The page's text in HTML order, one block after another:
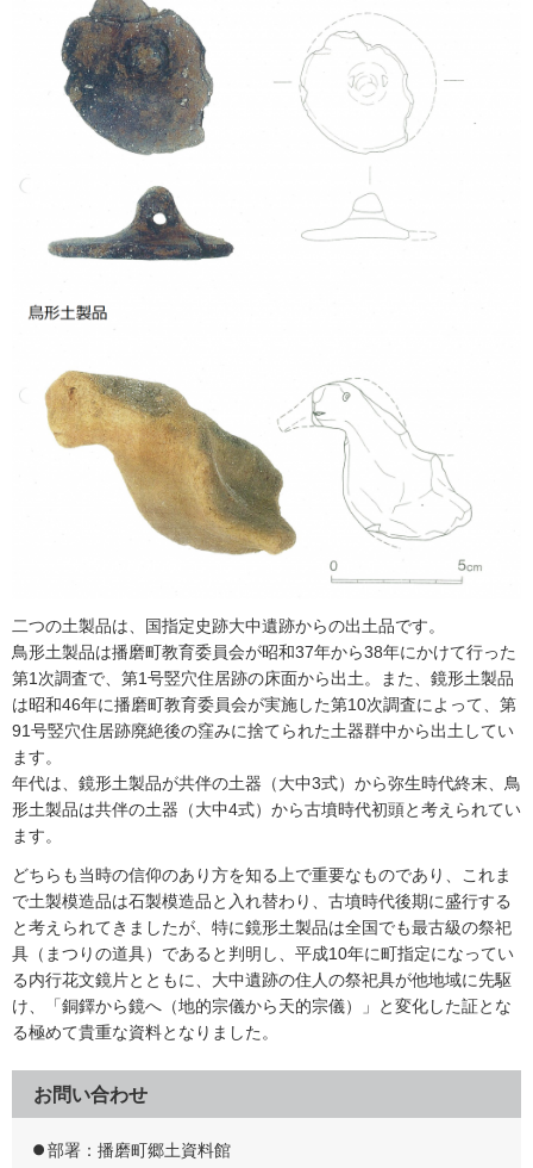
二つの土製品は、国指定史跡大中遺跡からの出土品です。
鳥形土製品は播磨町教育委員会が昭和37年から38年にかけて行った
第1次調査で、第1号竪穴住居跡の床面から出土。また、鏡形土製品
は昭和46年に播磨町教育委員会が実施した第10次調査によって、第
91号竪穴住居跡廃絶後の窪みに捨てられた土器群中から出土してい
ます。
年代は、鏡形土製品が共伴の土器（大中3式）から弥生時代終末、鳥
形土製品は共伴の土器（大中4式）から古墳時代初頭と考えられてい
ます。
どちらも当時の信仰のあり方を知る上で重要なものであり、これま
で土製模造品は石製模造品と入れ替わり、古墳時代後期に盛行する
と考えられてきましたが、特に鏡形土製品は全国でも最古級の祭祀
具（まつりの道具）であると判明し、平成10年に町指定になってい
る内行花文鏡片とともに、大中遺跡の住人の祭祀具が他地域に先駆
け、「銅鐸から鏡へ（地的宗儀から天的宗儀）」と変化した証とな
る極めて貴重な資料となりました。
お問い合わせ
部署：播磨町郷土資料館